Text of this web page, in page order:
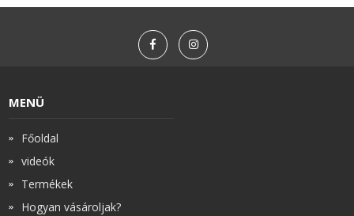
MENÜ
Főoldal
videók
Termékek
Hogyan vásároljak?